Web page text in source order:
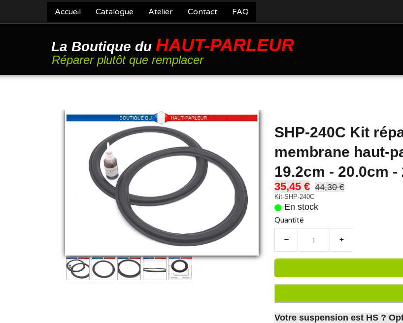
Accueil Catalogue Atelier Contact FAQ
La Boutique du HAUT-PARLEUR
Réparer plutôt que remplacer
SHP-240C Kit
membrane haut-
19.2cm - 20.0cm
35,45 € 44,30 €
Kit-SHP-240C
En stock
Quantité
− +
Votre suspension est HS ?